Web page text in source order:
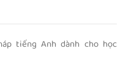
tiếng Anh dành cho học